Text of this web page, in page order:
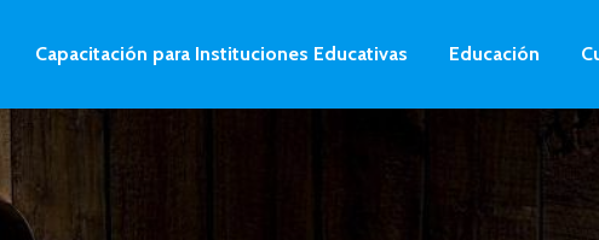
Capacitación para Instituciones Educativas Educación